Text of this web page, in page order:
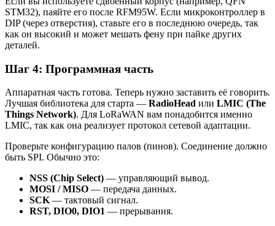
STM32), паяйте его после RFM95W. Если микроконтроллер в
DIP (через отверстия), ставьте его в последнюю очередь, так
как он высокий и может мешать фену при пайке других
деталей.
Шаг 4: Программная часть
Аппаратная часть готова. Теперь нужно заставить её говорить.
Лучшая библиотека для старта — RadioHead или LMIC (The
Things Network). Для LoRaWAN вам понадобится именно
LMIC, так как она реализует протокол сетевой адаптации.
Проверьте конфигурацию палов (пинов). Соединение должно
быть SPI. Обычно это:
NSS (Chip Select) — управляющий вывод.
MOSI / MISO — передача данных.
SCK — тактовый сигнал.
RST, DIO0, DIO1 — прерывания.